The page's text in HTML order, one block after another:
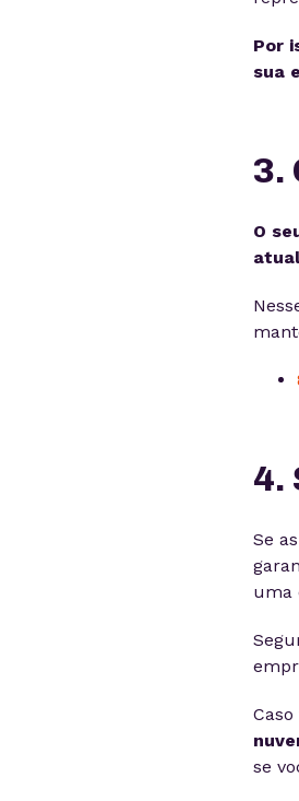
Por
sua
3.
O
4.
Se
uma
se